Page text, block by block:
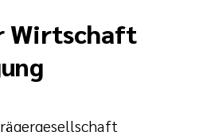
Wirtschaft